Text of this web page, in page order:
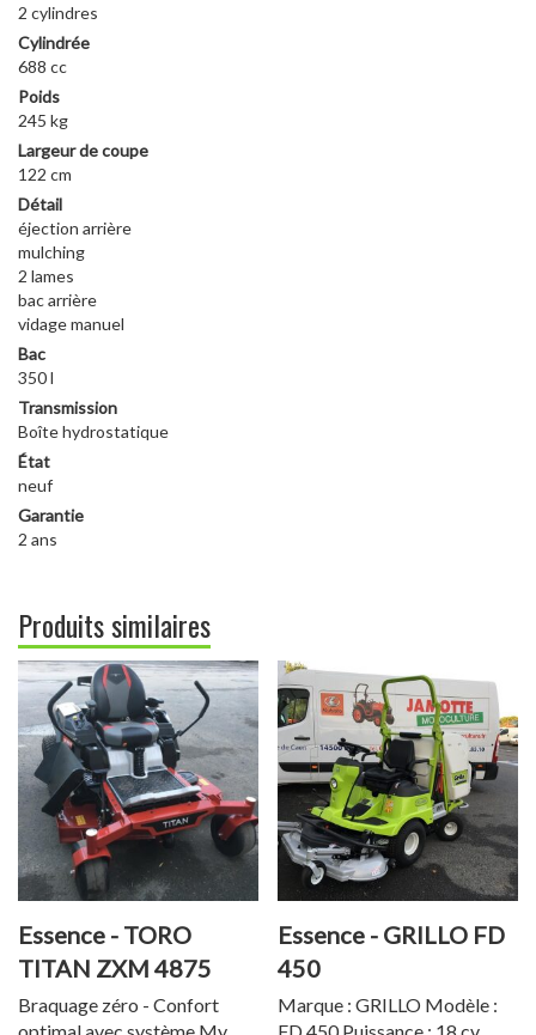
2 cylindres
Cylindrée
688 cc
Poids
245 kg
Largeur de coupe
122 cm
Détail
éjection arrière
mulching
2 lames
bac arrière
vidage manuel
Bac
350 l
Transmission
Boîte hydrostatique
État
neuf
Garantie
2 ans
Produits similaires
Essence - TORO
TITAN ZXM 4875
Braquage zéro - Confort
optimal avec système My
Essence - GRILLO FD
450
Marque : GRILLO Modèle :
FD 450 Puissance : 18 cv